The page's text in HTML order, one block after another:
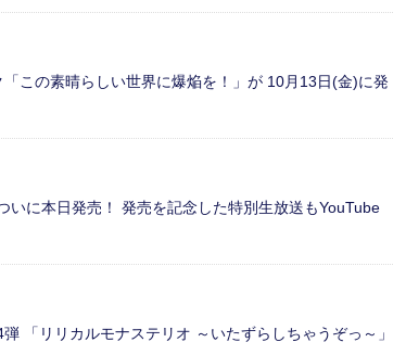
この素晴らしい世界に爆焔を！」が 10月13日(金)に発
いに本日発売！ 発売を記念した特別生放送もYouTube
「リリカルモナステリオ ～いたずらしちゃうぞっ～」